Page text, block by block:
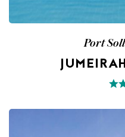
Port